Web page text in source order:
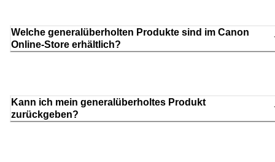
Welche generalüberholten Produkte sind im Canon
Online-Store erhältlich?
Kann ich mein generalüberholtes Produkt
zurückgeben?